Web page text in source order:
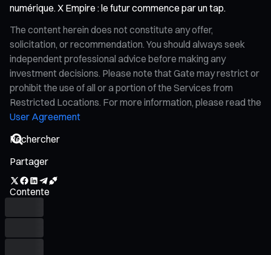
numérique. X Empire : le futur commence par un tap.
The content herein does not constitute any offer,
solicitation, or recommendation. You should always seek
independent professional advice before making any
investment decisions. Please note that Gate may restrict or
prohibit the use of all or a portion of the Services from
Restricted Locations. For more information, please read the
User Agreement
Partager
Contente